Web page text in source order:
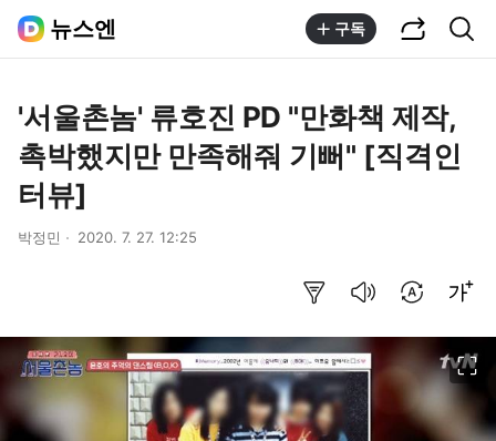
뉴스엔 구독
'서울촌놈' 류호진 PD "만화책 제작,
촉박했지만 만족해줘 기뻐" [직격인
터뷰]
박정민 2020. 7. 27. 12:25